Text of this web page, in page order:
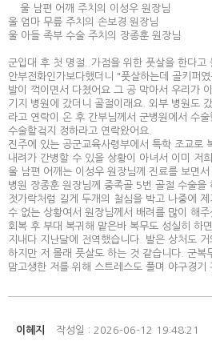
울 남편 어깨 주치의 이성우 원장님
울 엄마 무릎 주치의 손보경 원장님
울 아들 족부 수술 주치의 장종훈 원장님
군입대 후 첫 명절..가점을 위한 풋살을 한다고
안부전화인가보다했더니 "풋살하는데 골키퍼
발이 꺽이면서 다쳤어요 그 공 막아서 우리가
기지 병원에 갔더니 골절이래요. 외부 병원도
라고 연락이 온 후 간부님께서 군병원에서 수
수술할겈지 정하라고 연락왔어요.
진주에 있는 공군교육사령부에서 특학 조교로
내려가 간병할 수 있을 상황이 아녀서 이미 저
울 남편 어깨는 이성우 원장님께 진료를 보면
병원 장종훈 원장님께 중족골 5번 골절 수술을
젓가락처럼 길게 두개의 철심을 박고 나중에
수 없는 상황여서 원장님께서 배려를 많이 해
회복 후 부대 복귀해 맡은바 복무도 성실히 하
지내다 지난달에 전역했습니다. 발은 상처도
하지만 저 몰래 풋살도 하는 것 같습니다. 군복
맘고생한 저를 위해 스트레스도 풀며 야구경기
이혜지 작성일 : 2026-06-12 19:48:21